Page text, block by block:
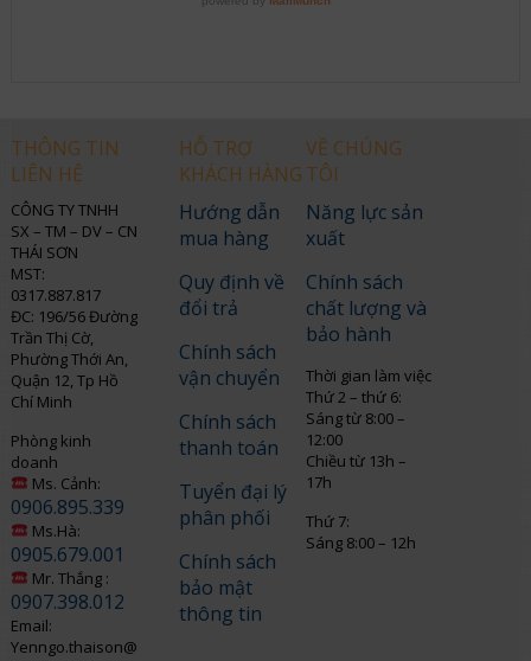
THÔNG TIN
LIÊN HỆ
CÔNG TY TNHH
SX – TM – DV – CN
THÁI SƠN
MST:
0317.887.817
ĐC: 196/56 Đường
Trần Thị Cờ,
Phường Thới An,
Quận 12, Tp Hồ
Chí Minh
Phòng kinh
doanh
Ms. Cảnh:
0906.895.339
Ms.Hà:
0905.679.001
Mr. Thắng :
0907.398.012
Email:
Yenngo.thaison@gmail.com
HỖ TRỢ
KHÁCH HÀNG
Hướng dẫn
mua hàng
Quy định về
đổi trả
Chính sách
vận chuyển
Chính sách
thanh toán
Tuyển đại lý
phân phối
Chính sách
bảo mật
thông tin
VỀ CHÚNG
TÔI
Năng lực sản
xuất
Chính sách
chất lượng và
bảo hành
Thời gian làm việc
Thứ 2 – thứ 6:
Sáng từ 8:00 –
12:00
Chiều từ 13h –
17h
Thứ 7:
Sáng 8:00 – 12h